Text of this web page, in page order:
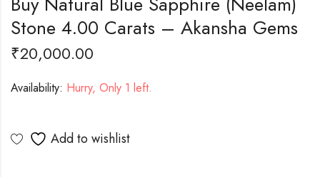
Stone 4.00 Carats – Akansha Gems
₹20,000.00
Availability: Hurry, Only 1 left.
Add to wishlist